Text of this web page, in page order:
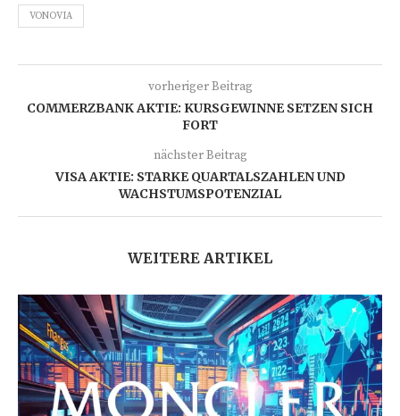
VONOVIA
vorheriger Beitrag
COMMERZBANK AKTIE: KURSGEWINNE SETZEN SICH
FORT
nächster Beitrag
VISA AKTIE: STARKE QUARTALSZAHLEN UND
WACHSTUMSPOTENZIAL
WEITERE ARTIKEL